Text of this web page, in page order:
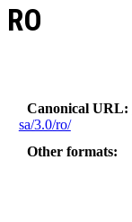
RO
Canonical URL
sa/3.0/ro/
Other formats